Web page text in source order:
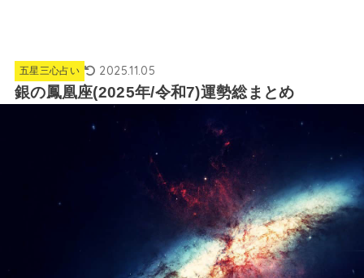
五星三心占い 2025.11.05
銀の鳳凰座(2025年/令和7)運勢総まとめ